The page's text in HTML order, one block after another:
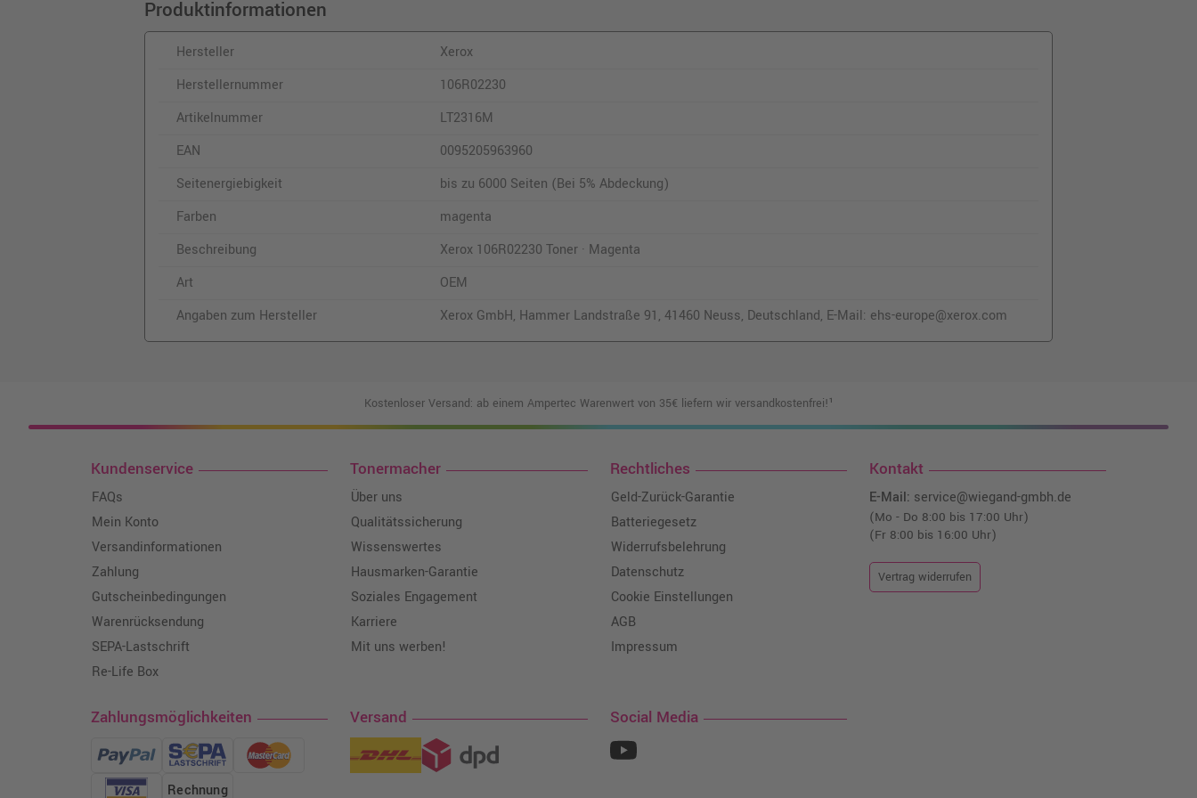
Produktinformationen
Hersteller
Xerox
Herstellernummer
106R02230
Artikelnummer
LT2316M
EAN
0095205963960
Seitenergiebigkeit
bis zu 6000 Seiten (Bei 5% Abdeckung)
Farben
magenta
Beschreibung
Xerox 106R02230 Toner · Magenta
Art
OEM
Angaben zum Hersteller
Xerox GmbH, Hammer Landstraße 91, 41460 Neuss, Deutschland, E-Mail: ehs-europe@xerox.com
Kostenloser Versand: ab einem Ampertec Warenwert von 35€ liefern wir versandkostenfrei!¹
Kundenservice
FAQs
Mein Konto
Versandinformationen
Zahlung
Gutscheinbedingungen
Warenrücksendung
SEPA-Lastschrift
Re-Life Box
Tonermacher
Über uns
Qualitätssicherung
Wissenswertes
Hausmarken-Garantie
Soziales Engagement
Karriere
Mit uns werben!
Rechtliches
Geld-Zurück-Garantie
Batteriegesetz
Widerrufsbelehrung
Datenschutz
Cookie Einstellungen
AGB
Impressum
Kontakt
E-Mail: service@wiegand-gmbh.de
(Mo - Do 8:00 bis 17:00 Uhr)
(Fr 8:00 bis 16:00 Uhr)
Vertrag widerrufen
Zahlungsmöglichkeiten
Rechnung
Versand Social Media